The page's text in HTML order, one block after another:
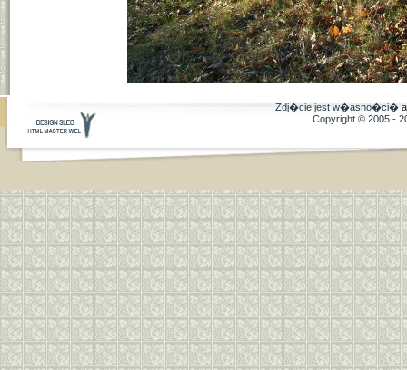
Zdj�cie jest w�asno�ci�
Copyright © 2005 -